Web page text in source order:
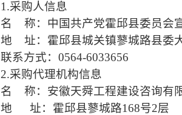
1.采购人信息
名
称：中国共产党霍邱县委员会
地
址： 霍邱县城关镇蓼城路县委
联系方式：0564-6033656
2.采购代理机构信息
名
称：安徽天舜工程建设咨询有
地
址： 霍邱县蓼城路168号2层